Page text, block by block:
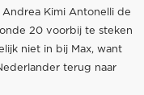
Kimi Antonelli de
20 voorbij te steken
niet in bij Max, want
terug naar